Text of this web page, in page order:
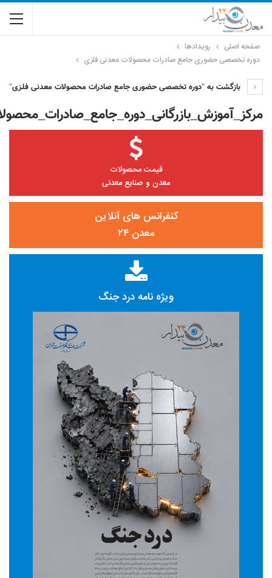
صفحه اصلی
رویدادها
دوره تخصصی حضوری جامع صادرات محصولات معدنی فلزی
بازگشت به "دوره تخصصی حضوری جامع صادرات محصولات معدنی فلزی"
قیمت محصولات
معدن و صنایع معدنی
کنفرانس های آنلاین
معدن ۲۴
ویژه نامه درد جنگ